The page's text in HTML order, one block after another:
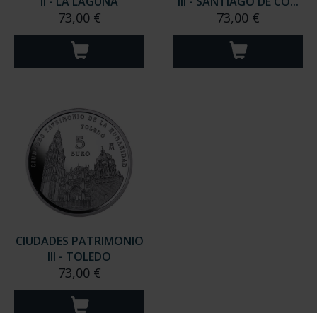
CIUDADES PATRIMONIO
II - LA LAGUNA
73,00 €
CIUDADES PATRIMONIO
III - SANTIAGO DE CO...
73,00 €
CIUDADES PATRIMONIO
III - TOLEDO
73,00 €